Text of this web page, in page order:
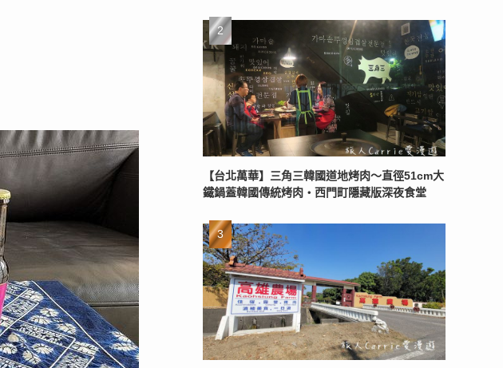
【台北萬華】三角三韓國道地烤肉～直徑51cm大
鐵鍋蓋韓國傳統烤肉‧西門町隱藏版深夜食堂